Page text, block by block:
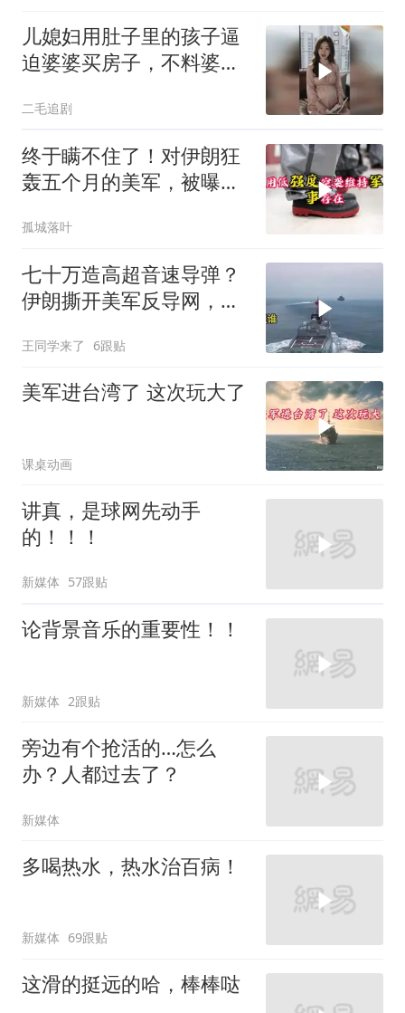
儿媳妇用肚子里的孩子逼
迫婆婆买房子，不料婆婆
二毛追剧
终于瞒不住了！对伊朗狂
轰五个月的美军，被曝出
孤城落叶
七十万造高超音速导弹？
伊朗撕开美军反导网，炸
王同学来了 6跟贴
美军进台湾了 这次玩大了
课桌动画
讲真，是球网先动手
的！！！
新媒体 57跟贴
论背景音乐的重要性！！
新媒体 2跟贴
旁边有个抢活的…怎么
办？人都过去了？
新媒体
多喝热水，热水治百病！
新媒体 69跟贴
这滑的挺远的哈，棒棒哒